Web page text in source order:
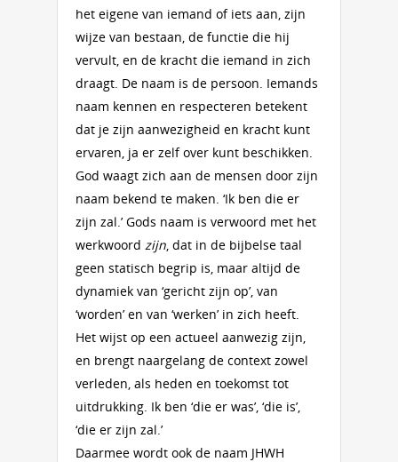
het eigene van iemand of iets aan, zijn
wijze van bestaan, de functie die hij
vervult, en de kracht die iemand in zich
draagt. De naam is de persoon. Iemands
naam kennen en respecteren betekent
dat je zijn aanwezigheid en kracht kunt
ervaren, ja er zelf over kunt beschikken.
God waagt zich aan de mensen door zijn
naam bekend te maken. ‘Ik ben die er
zijn zal.’ Gods naam is verwoord met het
werkwoord zijn, dat in de bijbelse taal
geen statisch begrip is, maar altijd de
dynamiek van ‘gericht zijn op’, van
‘worden’ en van ‘werken’ in zich heeft.
Het wijst op een actueel aanwezig zijn,
en brengt naargelang de context zowel
verleden, als heden en toekomst tot
uitdrukking. Ik ben ‘die er was’, ‘die is’,
‘die er zijn zal.’
Daarmee wordt ook de naam JHWH